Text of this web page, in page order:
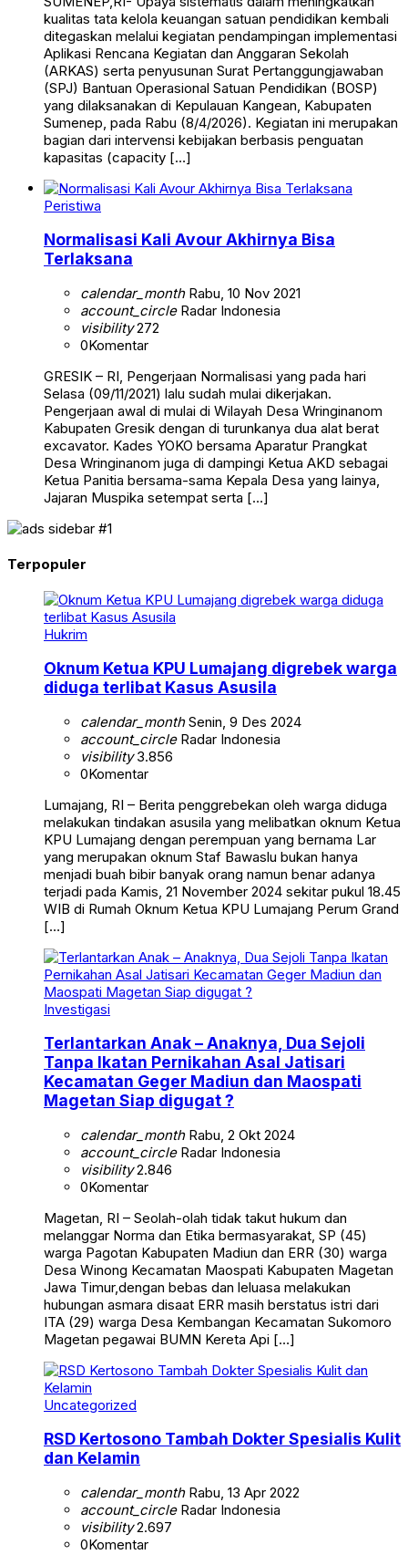
kualitas tata kelola keuangan satuan pendidikan kembali
ditegaskan melalui kegiatan pendampingan implementasi
Aplikasi Rencana Kegiatan dan Anggaran Sekolah
(ARKAS) serta penyusunan Surat Pertanggungjawaban
(SPJ) Bantuan Operasional Satuan Pendidikan (BOSP)
yang dilaksanakan di Kepulauan Kangean, Kabupaten
Sumenep, pada Rabu (8/4/2026). Kegiatan ini merupakan
bagian dari intervensi kebijakan berbasis penguatan
kapasitas (capacity […]
Peristiwa
Normalisasi Kali Avour Akhirnya Bisa
Terlaksana
calendar_monthRabu, 10 Nov 2021
account_circleRadar Indonesia
visibility272
0Komentar
GRESIK – RI, Pengerjaan Normalisasi yang pada hari
Selasa (09/11/2021) lalu sudah mulai dikerjakan.
Pengerjaan awal di mulai di Wilayah Desa Wringinanom
Kabupaten Gresik dengan di turunkanya dua alat berat
excavator. Kades YOKO bersama Aparatur Prangkat
Desa Wringinanom juga di dampingi Ketua AKD sebagai
Ketua Panitia bersama-sama Kepala Desa yang lainya,
Jajaran Muspika setempat serta […]
Terpopuler
Hukrim
Oknum Ketua KPU Lumajang digrebek warga
diduga terlibat Kasus Asusila
calendar_monthSenin, 9 Des 2024
account_circleRadar Indonesia
visibility3.856
0Komentar
Lumajang, RI – Berita penggrebekan oleh warga diduga
melakukan tindakan asusila yang melibatkan oknum Ketua
KPU Lumajang dengan perempuan yang bernama Lar
yang merupakan oknum Staf Bawaslu bukan hanya
menjadi buah bibir banyak orang namun benar adanya
terjadi pada Kamis, 21 November 2024 sekitar pukul 18.45
WIB di Rumah Oknum Ketua KPU Lumajang Perum Grand
[…]
Investigasi
Terlantarkan Anak – Anaknya, Dua Sejoli
Tanpa Ikatan Pernikahan Asal Jatisari
Kecamatan Geger Madiun dan Maospati
Magetan Siap digugat ?
calendar_monthRabu, 2 Okt 2024
account_circleRadar Indonesia
visibility2.846
0Komentar
Magetan, RI – Seolah-olah tidak takut hukum dan
melanggar Norma dan Etika bermasyarakat, SP (45)
warga Pagotan Kabupaten Madiun dan ERR (30) warga
Desa Winong Kecamatan Maospati Kabupaten Magetan
Jawa Timur,dengan bebas dan leluasa melakukan
hubungan asmara disaat ERR masih berstatus istri dari
ITA (29) warga Desa Kembangan Kecamatan Sukomoro
Magetan pegawai BUMN Kereta Api […]
Uncategorized
RSD Kertosono Tambah Dokter Spesialis Kulit
dan Kelamin
calendar_monthRabu, 13 Apr 2022
account_circleRadar Indonesia
visibility2.697
0Komentar